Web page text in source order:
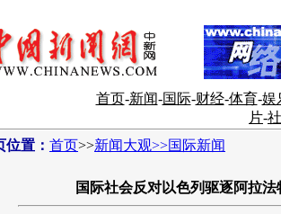
首页-新闻-国际-财经-体育-娱
片-
位置： 首页>>新闻大观>>国际新闻
国际社会反对以色列驱逐阿拉